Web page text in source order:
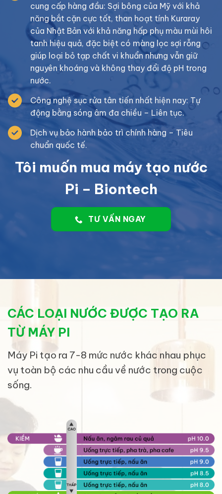
cung cấp hàng đầu: Sợi bông của Mỹ với khả
năng bắt cặn cực tốt, than hoạt tính Kuraray
của Nhật Bản với khả năng hấp phụ màu mùi hôi
tanh hiệu quả, đặc biệt có màng lọc sợi rỗng
giúp loại bỏ tạp chất vi khuẩn nhưng vẫn giữ
nguyên khoáng và không thay đổi độ pH trong
nước.
Công nghệ sục rửa tân tiến nhất hiện nay: Tự
động bằng sóng âm đa chiều – Liên tục.
Dịch vụ bảo hành bảo trì chính hàng – Tiêu
chuẩn quốc tế.
Tôi muốn mua máy tạo nước
Pi – Biontech
TƯ VẤN NGAY
CÁC LOẠI NƯỚC ĐƯỢC TẠO RA
TỪ MÁY PI
Máy Pi tạo ra 7-8 mức nước khác nhau phục
vụ toàn bộ các nhu cầu về nước trong cuộc
sống.